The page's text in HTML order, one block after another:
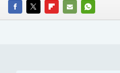
FACEBOOK
TWITTERFLIPBOARD
E-
WHATSAPP